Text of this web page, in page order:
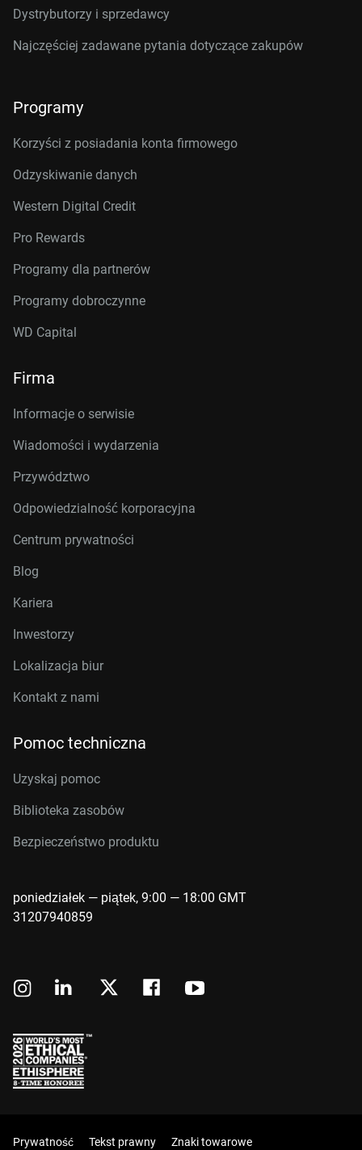
Dystrybutorzy i sprzedawcy
Najczęściej zadawane pytania dotyczące zakupów
Programy
Korzyści z posiadania konta firmowego
Odzyskiwanie danych
Western Digital Credit
Pro Rewards
Programy dla partnerów
Programy dobroczynne
WD Capital
Firma
Informacje o serwisie
Wiadomości i wydarzenia
Przywództwo
Odpowiedzialność korporacyjna
Centrum prywatności
Blog
Kariera
Inwestorzy
Lokalizacja biur
Kontakt z nami
Pomoc techniczna
Uzyskaj pomoc
Biblioteka zasobów
Bezpieczeństwo produktu
poniedziałek — piątek, 9:00 — 18:00 GMT
31207940859
Prywatność Tekst prawny Znaki towarowe